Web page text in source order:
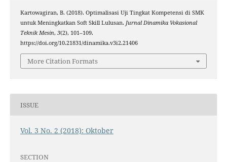
Kartowagiran, B. (2018). Optimalisasi Uji Tingkat Kompetensi di SMK
untuk Meningkatkan Soft Skill Lulusan. Jurnal Dinamika Vokasional
Teknik Mesin, 3(2), 101–109.
https://doi.org/10.21831/dinamika.v3i2.21406
More Citation Formats
ISSUE
Vol. 3 No. 2 (2018): Oktober
SECTION